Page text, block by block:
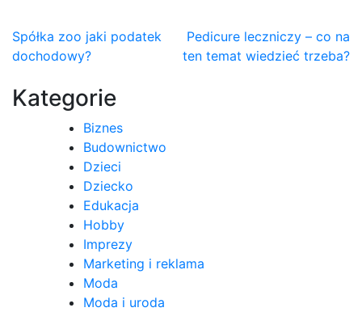
Nawigacja
wpisu
Spółka zoo jaki podatek
dochodowy?
Pedicure leczniczy – co na
ten temat wiedzieć trzeba?
Kategorie
Biznes
Budownictwo
Dzieci
Dziecko
Edukacja
Hobby
Imprezy
Marketing i reklama
Moda
Moda i uroda